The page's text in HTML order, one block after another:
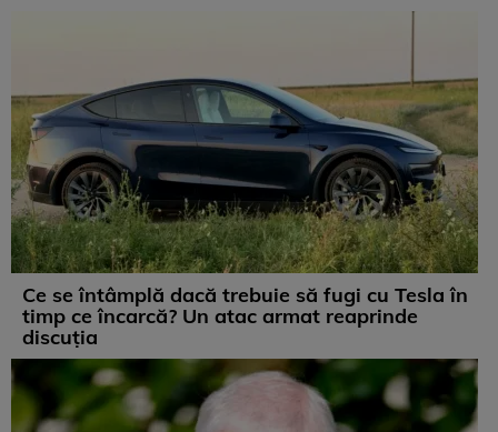
Ce se întâmplă dacă trebuie să fugi cu Tesla în
timp ce încarcă? Un atac armat reaprinde
discuția